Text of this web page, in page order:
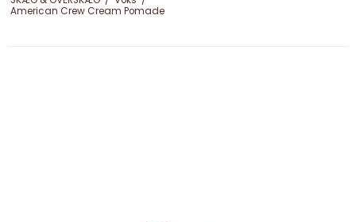
American Crew Cream Pomade